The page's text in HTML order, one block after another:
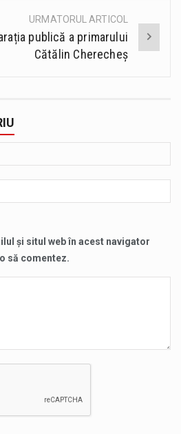
URMATORUL ARTICOL
publică a primarului
Cătălin Cherecheș
și situl web în acest navigator
să comentez.